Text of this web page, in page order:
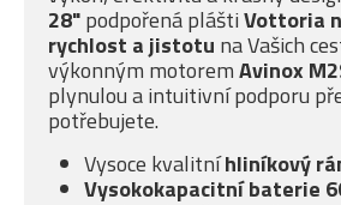
28"podpořená pláštiVottoria
rychlost a jistotu na Vašich
výkonným motoremAvinox
plynulou a intuitivní podporu
potřebujete.
Vysoce kvalitníhliníkový
Vysokokapacitní baterie